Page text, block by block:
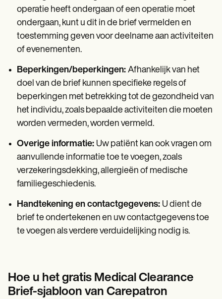
operatie heeft ondergaan of een operatie moet
ondergaan, kunt u dit in de brief vermelden en
toestemming geven voor deelname aan activiteiten
of evenementen.
Beperkingen/beperkingen: Afhankelijk van het
doel van de brief kunnen specifieke regels of
beperkingen met betrekking tot de gezondheid van
het individu, zoals bepaalde activiteiten die moeten
worden vermeden, worden vermeld.
Overige informatie: Uw patiënt kan ook vragen om
aanvullende informatie toe te voegen, zoals
verzekeringsdekking, allergieën of medische
familiegeschiedenis.
Handtekening en contactgegevens: U dient de
brief te ondertekenen en uw contactgegevens toe
te voegen als verdere verduidelijking nodig is.
Hoe u het gratis Medical Clearance
Brief-sjabloon van Carepatron